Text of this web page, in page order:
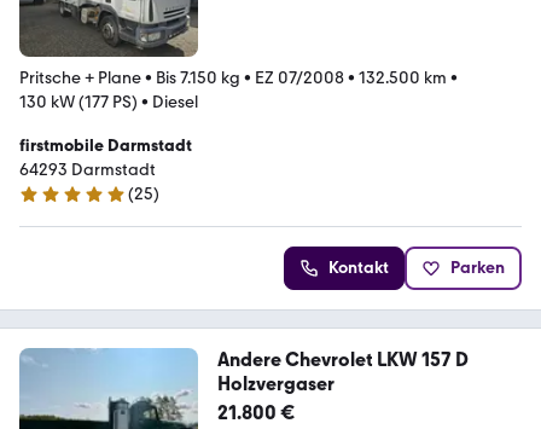
Pritsche + Plane• Bis 7.150 kg • EZ 07/2008• 132.500 km •
130 kW (177 PS) • Diesel
firstmobile Darmstadt
64293 Darmstadt
5 Sterne
(25)
Kontakt Parken
Andere Chevrolet LKW 157 D
Holzvergaser
21.800 €